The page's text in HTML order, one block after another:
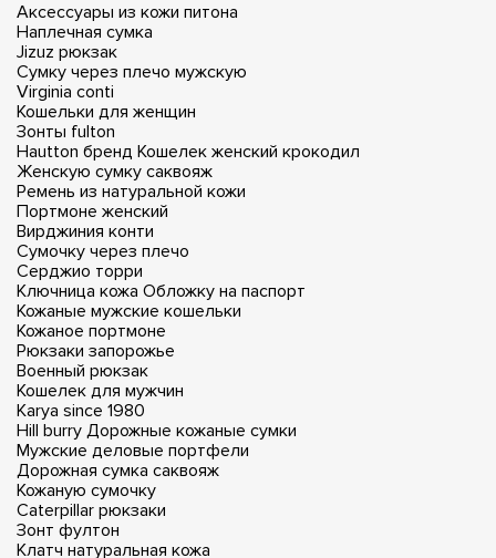
Аксессуары из кожи питона
Наплечная сумка
Jizuz рюкзак
Сумку через плечо мужскую
Virginia conti
Кошельки для женщин
Зонты fulton
Hautton бренд Кошелек женский крокодил
Женскую сумку саквояж
Ремень из натуральной кожи
Портмоне женский
Вирджиния конти
Сумочку через плечо
Серджио торри
Ключница кожа Обложку на паспорт
Кожаные мужские кошельки
Кожаное портмоне
Рюкзаки запорожье
Военный рюкзак
Кошелек для мужчин
Karya since 1980
Hill burry Дорожные кожаные сумки
Мужские деловые портфели
Дорожная сумка саквояж
Кожаную сумочку
Caterpillar рюкзаки
Зонт фултон
Клатч натуральная кожа